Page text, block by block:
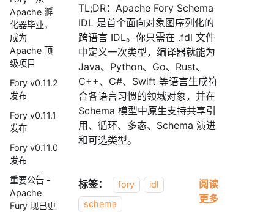
Apache 孵
化器毕业，
成为
Apache 顶
级项目
Fory v0.11.2
发布
Fory v0.11.1
发布
Fory v0.11.0
发布
重要公告 -
Apache
Fury 现已更
TL;DR：Apache Fory Schema
IDL 是首个面向对象图序列化的
跨语言 IDL。你只需在 .fdl 文件
中定义一次类型，编译器就能为
Java、Python、Go、Rust、
C++、C#、Swift 等语言生成符
合各语言习惯的领域对象，并在
Schema 模型中原生支持共享引
用、循环、多态、Schema 演进
和可选类型。
标签： fory
idl
schema
阅读
更多